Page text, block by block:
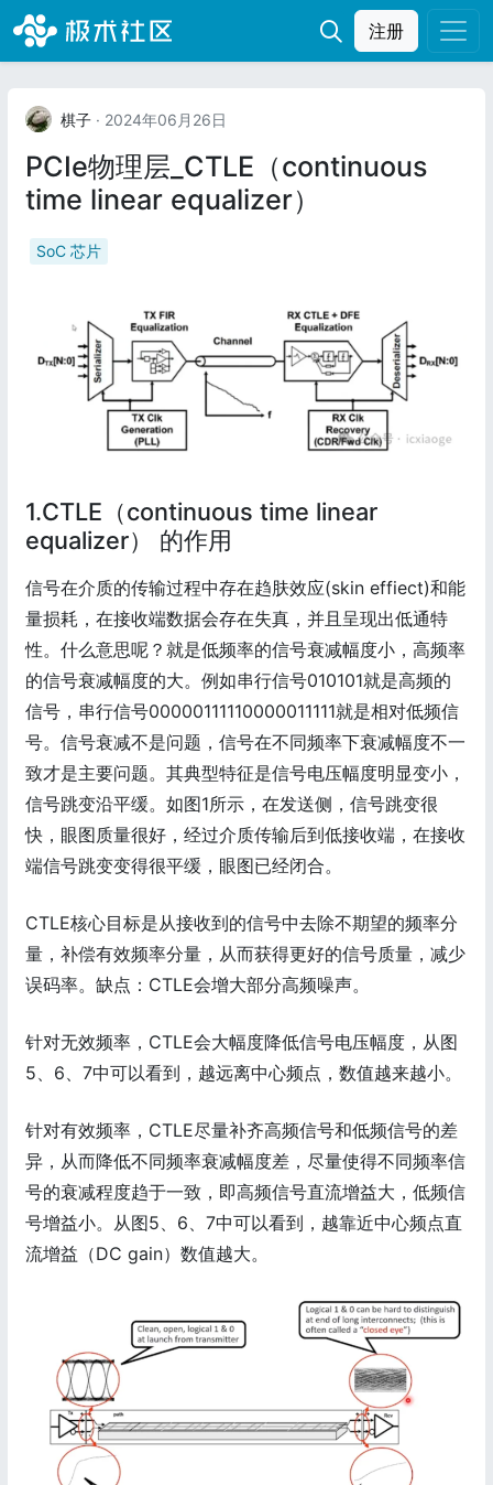
注册
棋子 · 2024年06月26日
PCIe物理层_CTLE（continuous
time linear equalizer）
SoC 芯片
1.CTLE（continuous time linear
equalizer） 的作用
信号在介质的传输过程中存在趋肤效应(skin effiect)和能
量损耗，在接收端数据会存在失真，并且呈现出低通特
性。什么意思呢？就是低频率的信号衰减幅度小，高频率
的信号衰减幅度的大。例如串行信号010101就是高频的
信号，串行信号00000111110000011111就是相对低频信
号。信号衰减不是问题，信号在不同频率下衰减幅度不一
致才是主要问题。其典型特征是信号电压幅度明显变小，
信号跳变沿平缓。如图1所示，在发送侧，信号跳变很
快，眼图质量很好，经过介质传输后到低接收端，在接收
端信号跳变变得很平缓，眼图已经闭合。
CTLE核心目标是从接收到的信号中去除不期望的频率分
量，补偿有效频率分量，从而获得更好的信号质量，减少
误码率。缺点：CTLE会增大部分高频噪声。
针对无效频率，CTLE会大幅度降低信号电压幅度，从图
5、6、7中可以看到，越远离中心频点，数值越来越小。
针对有效频率，CTLE尽量补齐高频信号和低频信号的差
异，从而降低不同频率衰减幅度差，尽量使得不同频率信
号的衰减程度趋于一致，即高频信号直流增益大，低频信
号增益小。从图5、6、7中可以看到，越靠近中心频点直
流增益（DC gain）数值越大。